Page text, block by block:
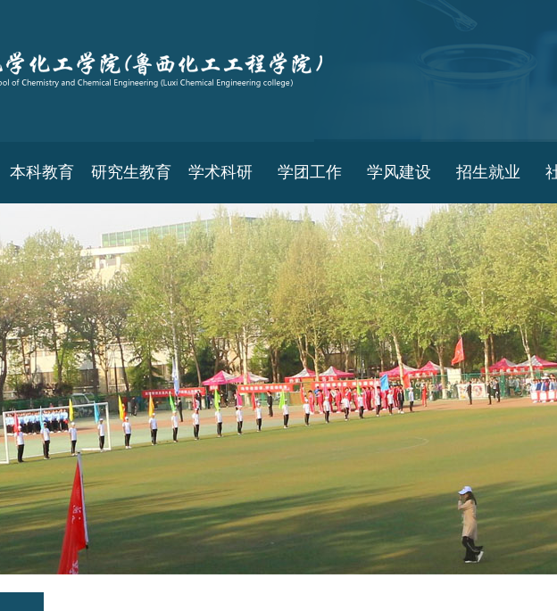
本科教育 研究生教育 学术科研 学团工作 学风建设 招生就业